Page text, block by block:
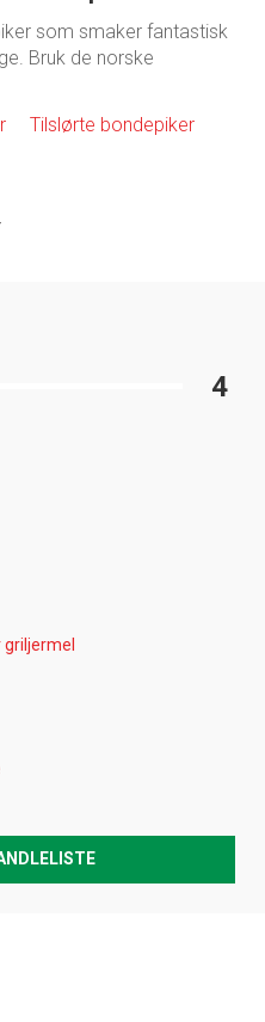
som smaker fantastisk
Bruk de norske
Tilslørte bondepiker
4